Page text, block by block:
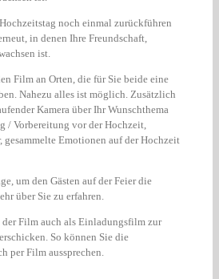
noch einmal zurückführen
in denen Ihre Freundschaft,
ist.
Film an Orten, die für Sie beide eine
Nahezu alles ist möglich. Zusätzlich
Kamera über Ihr Wunschthema
/ Vorbereitung vor der Hochzeit,
gesammelte Emotionen auf der Hochzeit
um den Gästen auf der Feier die
über Sie zu erfahren.
Film auch als Einladungsfilm zur
So können Sie die
per Film aussprechen.